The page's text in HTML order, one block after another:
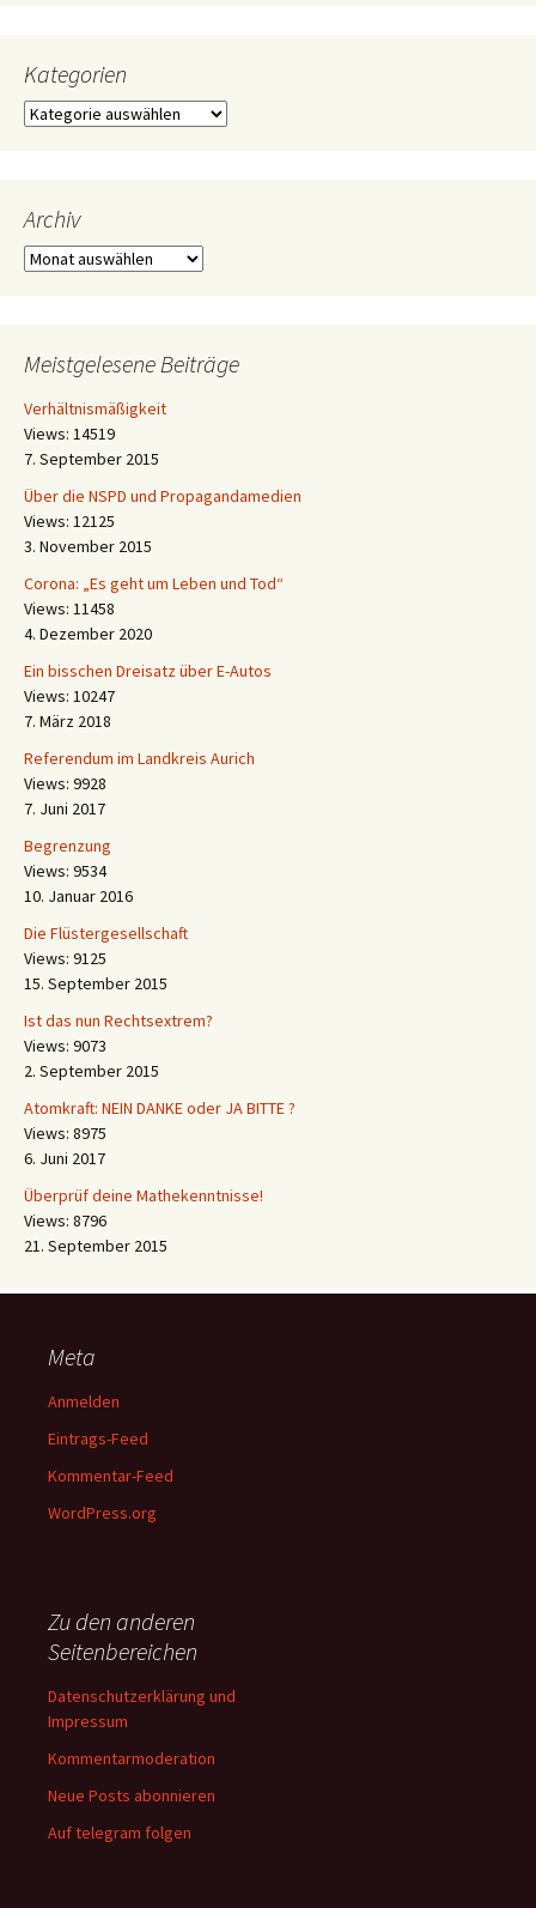
Kategorien
Kategorien
Archiv
Archiv
Meistgelesene Beiträge
Verhältnismäßigkeit
Views: 14519
7. September 2015
Über die NSPD und Propagandamedien
Views: 12125
3. November 2015
Corona: „Es geht um Leben und Tod“
Views: 11458
4. Dezember 2020
Ein bisschen Dreisatz über E-Autos
Views: 10247
7. März 2018
Referendum im Landkreis Aurich
Views: 9928
7. Juni 2017
Begrenzung
Views: 9534
10. Januar 2016
Die Flüstergesellschaft
Views: 9125
15. September 2015
Ist das nun Rechtsextrem?
Views: 9073
2. September 2015
Atomkraft: NEIN DANKE oder JA BITTE ?
Views: 8975
6. Juni 2017
Überprüf deine Mathekenntnisse!
Views: 8796
21. September 2015
Meta
Anmelden
Eintrags-Feed
Kommentar-Feed
WordPress.org
Zu den anderen
Seitenbereichen
Datenschutzerklärung und
Impressum
Kommentarmoderation
Neue Posts abonnieren
Auf telegram folgen